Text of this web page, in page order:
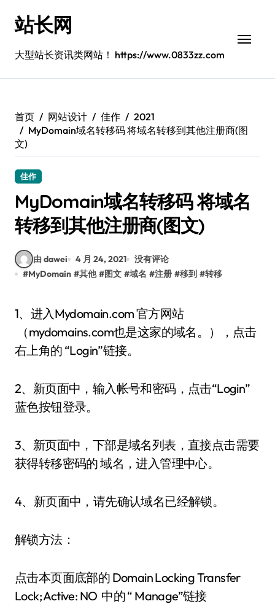
站长网
大型站长资讯类网站！ https://www.0833zz.com
首页 网站设计 佳作
2021
MyDomain域名转移码 将域名转移到其他注册商(图
文)
佳作
MyDomain域名转移码 将域名
转移到其他注册商(图文)
由 dawei 4 月 24, 2021
没有评论
#MyDomain #其他 #图文 #域名 #注册 #移到 #转移
1、进入Mydomain.com 官方网站
（mydomains.com也是这家的域名。），点击
右上角的 “Login”链接。
2、新页面中，输入帐号和密码，点击“Login”
蓝色按钮登录。
3、新页面中，下部是域名列表，直接点击需要
获得转移密码的 域名，进入管理中心。
4、新页面中，请先确认域名已经解锁。
解锁方法：
点击本页面底部的 Domain Locking Transfer
Lock; Active: NO 中的 “ Manage”链接